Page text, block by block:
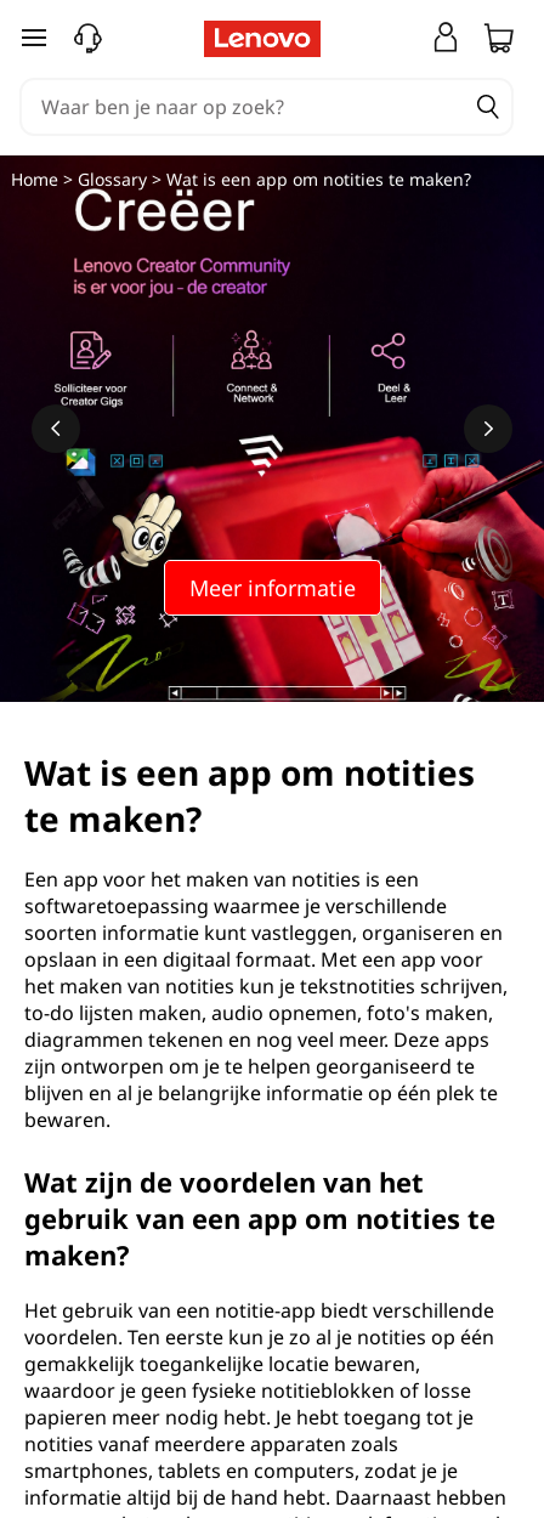
A
s
i
m
n
Ga naar de hoofdinhoud
Meer informatie
Home> Glossary> Wat is een app om notities te maken?
Wat is een app om notities
te maken?
Een app voor het maken van notities is een
softwaretoepassing waarmee je verschillende
soorten informatie kunt vastleggen, organiseren en
opslaan in een digitaal formaat. Met een app voor
het maken van notities kun je tekstnotities schrijven,
to-do lijsten maken, audio opnemen, foto's maken,
diagrammen tekenen en nog veel meer. Deze apps
zijn ontworpen om je te helpen georganiseerd te
blijven en al je belangrijke informatie op één plek te
bewaren.
Wat zijn de voordelen van het
gebruik van een app om notities te
maken?
Het gebruik van een notitie-app biedt verschillende
voordelen. Ten eerste kun je zo al je notities op één
gemakkelijk toegankelijke locatie bewaren,
waardoor je geen fysieke notitieblokken of losse
papieren meer nodig hebt. Je hebt toegang tot je
notities vanaf meerdere apparaten zoals
smartphones, tablets en computers, zodat je je
informatie altijd bij de hand hebt. Daarnaast hebben